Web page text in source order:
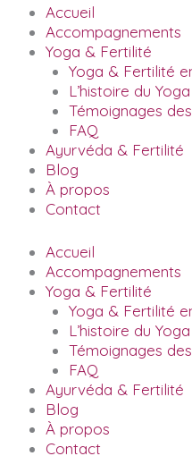
Accueil
Accompagnements
Yoga & Fertilité
Yoga & Fertilité
L’histoire du
Témoignages
FAQ
Ayurvéda & Fertilité
Blog
À propos
Contact
Accueil
Accompagnements
Yoga & Fertilité
Yoga & Fertilité
L’histoire du
Témoignages
FAQ
Ayurvéda & Fertilité
Blog
À propos
Contact